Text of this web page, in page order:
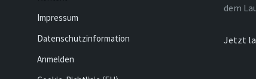
Impressum
Datenschutzinformation
Anmelden
dem
Jetzt